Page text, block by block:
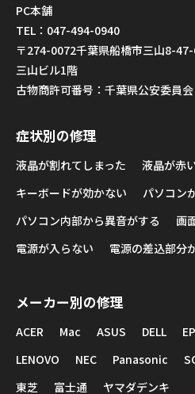
PC本舗
TEL：047-494-0940
〒274-0072千葉県船橋市三山8-
三山ビル1階
古物商許可番号：千葉県公安委員
症状別の修理
液晶が割れてしまった
液晶が赤
キーボードが効かない
パソコン
パソコン内部から異音がする
画
電源が入らない
電源の差込部分
メーカー別の修理
ACER Mac ASUS DELL
LENOVO
NEC Panasonic
東芝
富士通 ヤマダデンキ